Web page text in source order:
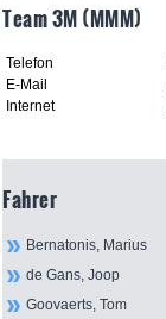
Team 3M (MMM)
Telefon
E-Mail
Internet
Fahrer
Bernatonis, Marius
de Gans, Joop
Goovaerts, Tom